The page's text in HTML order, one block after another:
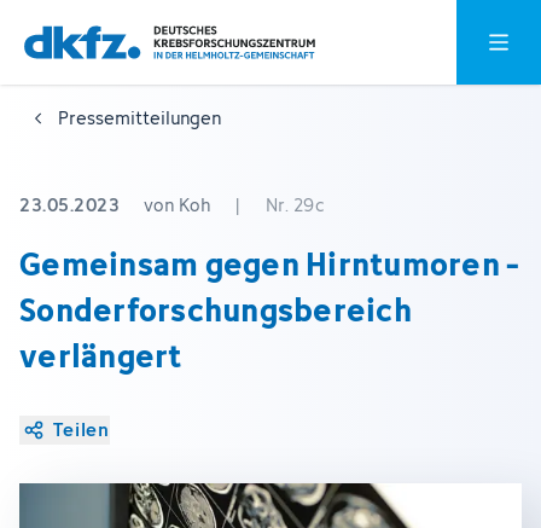
Zum
Hauptinhalt
springen
Zur
Fußzeile
springen
Pressemitteilungen
23.05.2023 von Koh | Nr. 29c
Gemeinsam gegen Hirntumoren -
Sonderforschungsbereich
verlängert
Teilen